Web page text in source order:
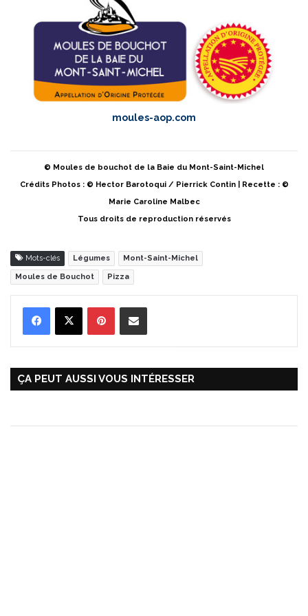
moules-aop.com
© Moules de bouchot de la Baie du Mont-Saint-Michel
Crédits Photos : © Hector Barotoqui / Pierrick Contin | Recette : ©
Marie Caroline Malbec
Tous droits de reproduction réservés
Mots-clés Légumes Mont-Saint-Michel
Moules de Bouchot Pizza
ÇA PEUT AUSSI VOUS INTÉRESSER